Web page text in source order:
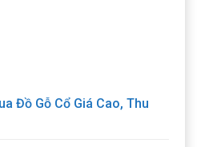
Đồ Gỗ Cổ Giá Cao, Thu